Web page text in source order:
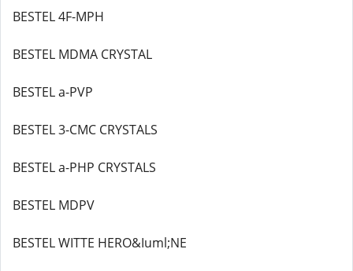
BESTEL 4F-MPH
BESTEL MDMA CRYSTAL
BESTEL a-PVP
BESTEL 3-CMC CRYSTALS
BESTEL a-PHP CRYSTALS
BESTEL MDPV
BESTEL WITTE HERO&Iuml;NE